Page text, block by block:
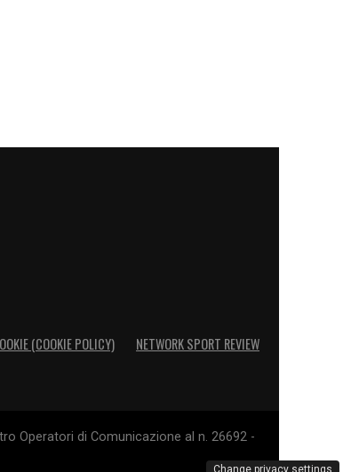
(COOKIE POLICY) NETWORK SPORT REVIEW
Operatori di Comunicazione al n. 26692 -
Change privacy settings